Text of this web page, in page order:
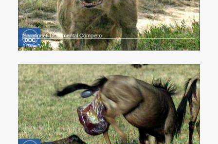
Serengueti Documental Completo
Planet Doc